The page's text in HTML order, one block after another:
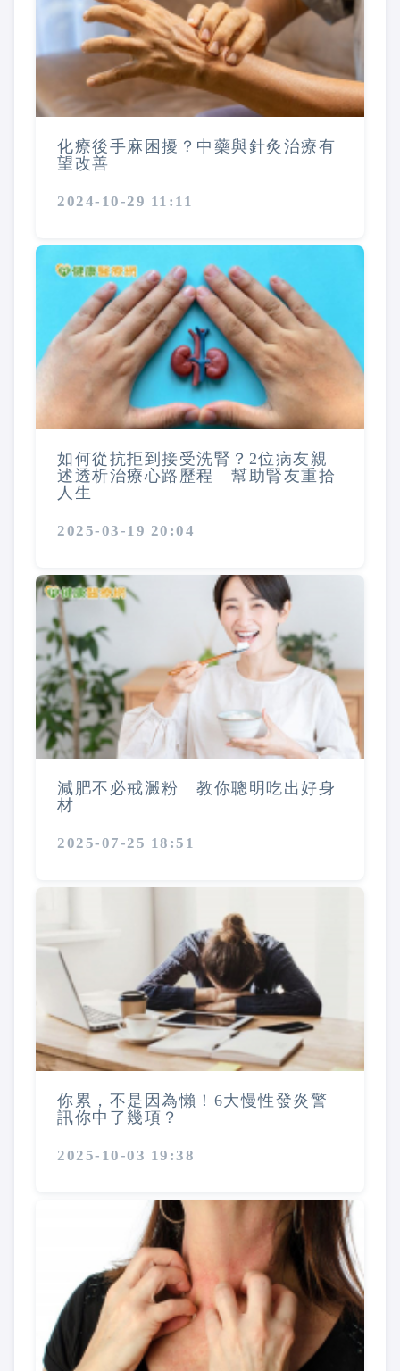
化療後手麻困擾？中藥與針灸治療有
望改善
2024-10-29 11:11
如何從抗拒到接受洗腎？2位病友親
述透析治療心路歷程 幫助腎友重拾
人生
2025-03-19 20:04
減肥不必戒澱粉 教你聰明吃出好身
材
2025-07-25 18:51
你累，不是因為懶！6大慢性發炎警
訊你中了幾項？
2025-10-03 19:38